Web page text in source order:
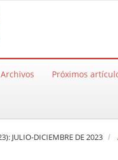
Archivos Próximos
JULIO-DICIEMBRE DE 2023